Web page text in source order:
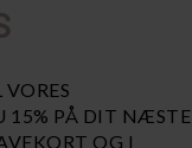
15% PÅ DIT NÆSTE
OG I
popup